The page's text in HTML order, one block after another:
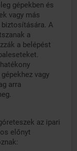
gépekben és
vagy más
A
a
a belépést
vagy
arra
az ipari
előnyt